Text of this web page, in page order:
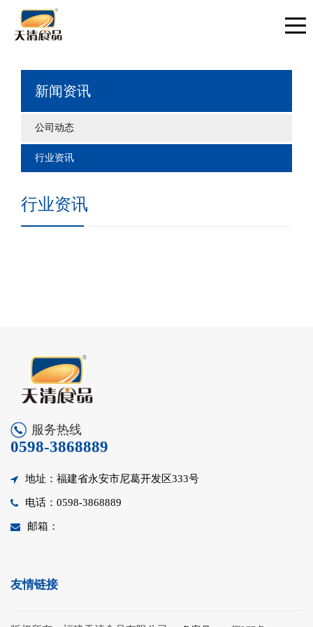
新闻资讯
公司动态
行业资讯
行业资讯
服务热线
0598-3868889
地址：福建省永安市尼葛开发区333号
电话：0598-3868889
邮箱：
友情链接